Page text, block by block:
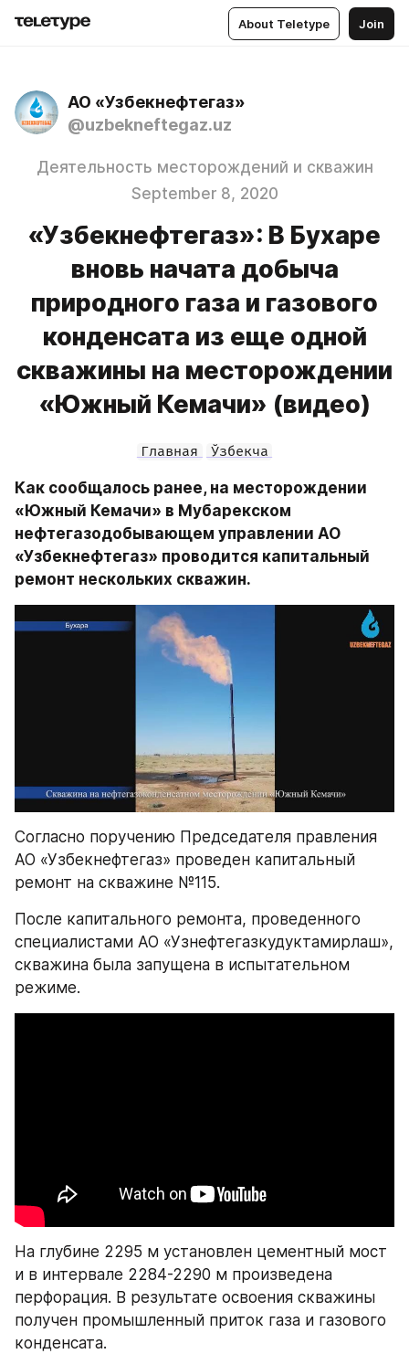
About Teletype Join
АО «Узбекнефтегаз»
@uzbekneftegaz.uz
Деятельность месторождений и скважин
September 8, 2020
«Узбекнефтегаз»: В Бухаре
вновь начата добыча
природного газа и газового
конденсата из еще одной
скважины на месторождении
«Южный Кемачи» (видео)
Главная Ўзбекча
Как сообщалось ранее, на месторождении
«Южный Кемачи» в Мубарекском
нефтегазодобывающем управлении АО
«Узбекнефтегаз» проводится капитальный
ремонт нескольких скважин.
Согласно поручению Председателя правления
АО «Узбекнефтегаз» проведен капитальный
ремонт на скважине №115.
После капитального ремонта, проведенного
специалистами АО «Узнефтегазкудуктамирлаш»,
скважина была запущена в испытательном
режиме.
На глубине 2295 м установлен цементный мост
и в интервале 2284-2290 м произведена
перфорация. В результате освоения скважины
получен промышленный приток газа и газового
конденсата.